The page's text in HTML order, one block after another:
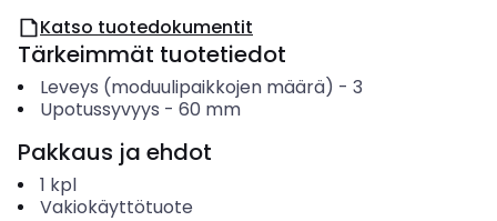
Katso tuotedokumentit
Tärkeimmät tuotetiedot
Leveys (moduulipaikkojen määrä) - 3
Upotussyvyys - 60 mm
Pakkaus ja ehdot
1 kpl
Vakiokäyttötuote